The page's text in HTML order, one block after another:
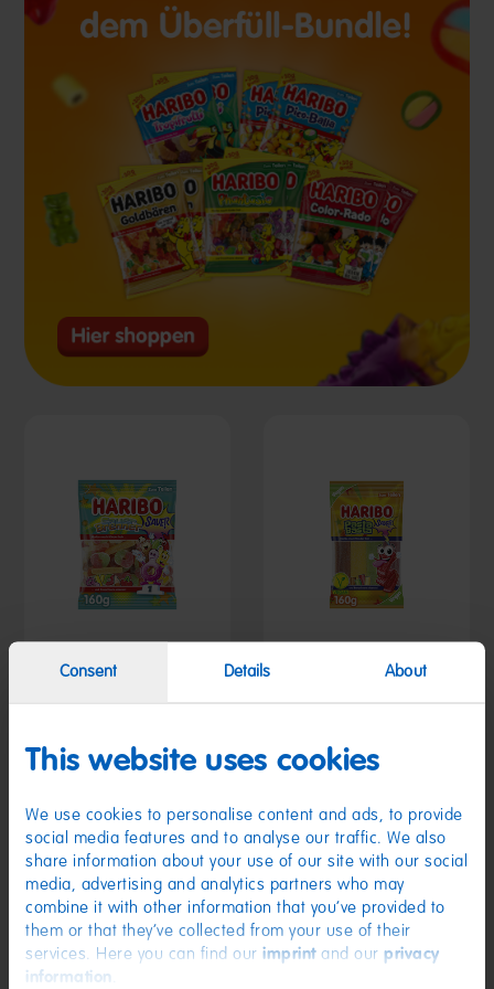
Consent Details About
This website uses cookies
We use cookies to personalise content and ads, to provide
social media features and to analyse our traffic. We also
share information about your use of our site with our social
media, advertising and analytics partners who may
combine it with other information that you’ve provided to
them or that they’ve collected from your use of their
services. Here you can find our imprintand our privacy
information
1,19 € (7,44 € / kg) (7,44 € / kg)
Angebot